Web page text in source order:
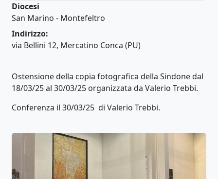
Diocesi
San Marino - Montefeltro
Indirizzo:
via Bellini 12, Mercatino Conca (PU)
Ostensione della copia fotografica della Sindone dal
18/03/25 al 30/03/25 organizzata da Valerio Trebbi.
Conferenza il 30/03/25 di Valerio Trebbi.